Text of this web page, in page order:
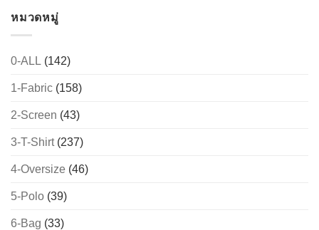
หมวดหมู่
0-ALL (142)
1-Fabric (158)
2-Screen (43)
3-T-Shirt(237)
4-Oversize (46)
5-Polo (39)
6-Bag (33)